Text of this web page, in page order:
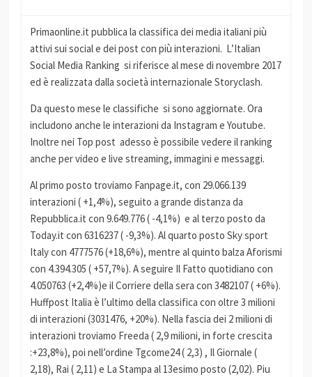
Primaonline.it pubblica la classifica dei media italiani più
attivi sui social e dei post con più interazioni. L’Italian
Social Media Ranking si riferisce al mese di novembre 2017
ed è realizzata dalla società internazionale Storyclash.
Da questo mese le classifiche si sono aggiornate. Ora
includono anche le interazioni da Instagram e Youtube.
Inoltre nei Top post adesso è possibile vedere il ranking
anche per video e live streaming, immagini e messaggi.
Al primo posto troviamo Fanpage.it, con 29.066.139
interazioni ( +1,4%), seguito a grande distanza da
Repubblica.it con 9.649.776 ( -4,1%) e al terzo posto da
Today.it con 6316237 ( -9,3%). Al quarto posto Sky sport
Italy con 4777576 (+18,6%), mentre al quinto balza Aforismi
con 4.394.305 ( +57,7%). A seguire Il Fatto quotidiano con
4.050763 (+2,4%)e il Corriere della sera con 3482107 ( +6%).
Huffpost Italia è l’ultimo della classifica con oltre 3 milioni
di interazioni (3031476, +20%). Nella fascia dei 2 milioni di
interazioni troviamo Freeda ( 2,9 milioni, in forte crescita
:+23,8%), poi nell’ordine Tgcome24 ( 2,3) , Il Giornale (
2,18), Rai ( 2,11) e La Stampa al 13esimo posto (2,02). Piu